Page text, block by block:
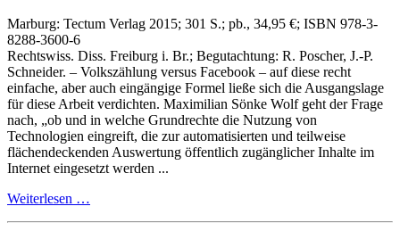
Marburg: Tectum Verlag 2015; 301 S.; pb., 34,95 €; ISBN 978-3-
8288-3600-6
Rechtswiss. Diss. Freiburg i. Br.; Begutachtung: R. Poscher, J.‑P.
Schneider. – Volkszählung versus Facebook – auf diese recht
einfache, aber auch eingängige Formel ließe sich die Ausgangslage
für diese Arbeit verdichten. Maximilian Sönke Wolf geht der Frage
nach, „ob und in welche Grundrechte die Nutzung von
Technologien eingreift, die zur automatisierten und teilweise
flächendeckenden Auswertung öffentlich zugänglicher Inhalte im
Internet eingesetzt werden ...
Weiterlesen …